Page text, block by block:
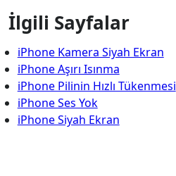
İlgili Sayfalar
iPhone Kamera Siyah Ekran
iPhone Aşırı Isınma
iPhone Pilinin Hızlı Tükenmesi
iPhone Ses Yok
iPhone Siyah Ekran